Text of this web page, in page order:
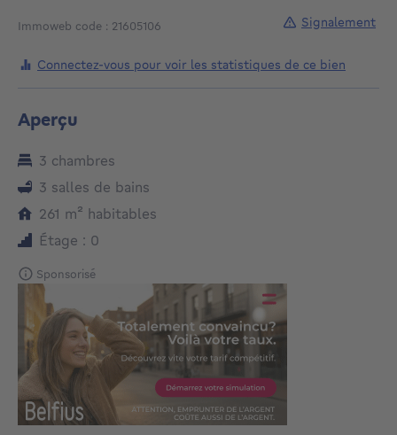
Immoweb code : 21605106
Connectez-vous pour voir les statistiques de ce bien
Signalement
Aperçu
3 chambres
3 salles de bains
261 m² mètres carrés
habitables
Étage : 0
Sponsorisé